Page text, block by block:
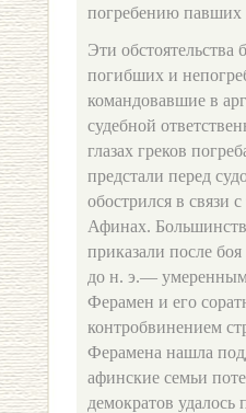
погребению павших
Эти
погибших и
командовавшие в
судебной
глазах греков
предстали перед
обострился в связи
Афинах.
приказали после
до н. э.— умеренным
Ферамен и его
контробвинением
Ферамена нашла
афинские семьи
демократов